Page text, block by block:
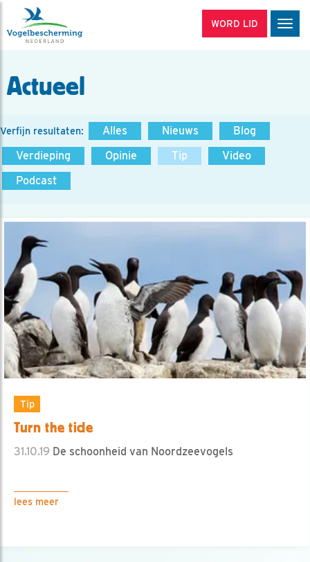
WORD LID
Actueel
Verfijn resultaten: Alles Nieuws
Blog
Verdieping
Opinie Tip
Video
Podcast
Tip
Turn the tide
31.10.19 De schoonheid van Noordzeevogels
lees meer